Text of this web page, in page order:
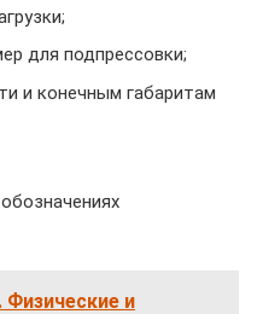
для подпрессовки;
и конечным габаритам
Физические и